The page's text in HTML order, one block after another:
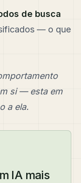
de busca
— o que
si — esta em
a ela.
IA mais